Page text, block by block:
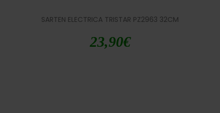
SARTEN ELECTRICA TRISTAR PZ2963 32CM
23,90€